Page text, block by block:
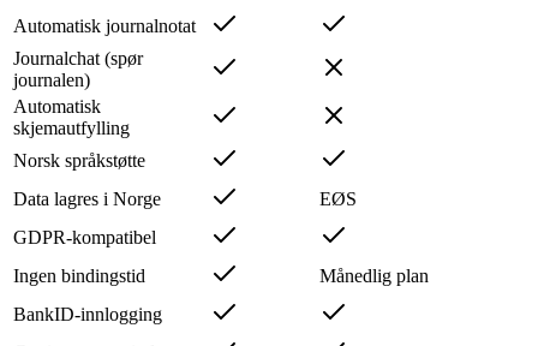
Automatisk journalnotat
Journalchat (spør
journalen)
Automatisk
skjemautfylling
Norsk språkstøtte
Data lagres i Norge
EØS
GDPR-kompatibel
Ingen bindingstid
Månedlig plan
BankID-innlogging